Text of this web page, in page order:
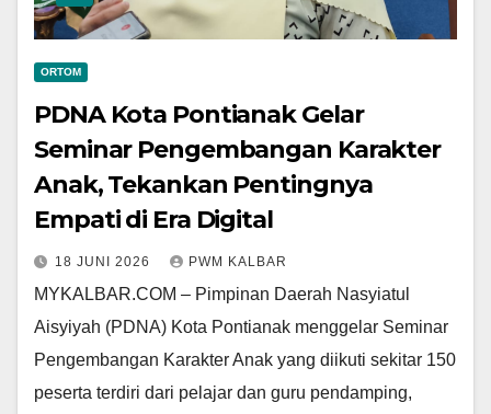
ORTOM
PDNA Kota Pontianak Gelar
Seminar Pengembangan Karakter
Anak, Tekankan Pentingnya
Empati di Era Digital
18 JUNI 2026 PWM KALBAR
MYKALBAR.COM – Pimpinan Daerah Nasyiatul
Aisyiyah (PDNA) Kota Pontianak menggelar Seminar
Pengembangan Karakter Anak yang diikuti sekitar 150
peserta terdiri dari pelajar dan guru pendamping,